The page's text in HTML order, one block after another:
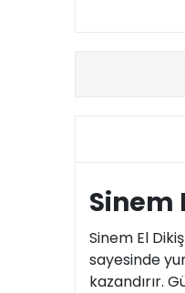
Sinem
Sinem El
sayesinde
kazandırır.